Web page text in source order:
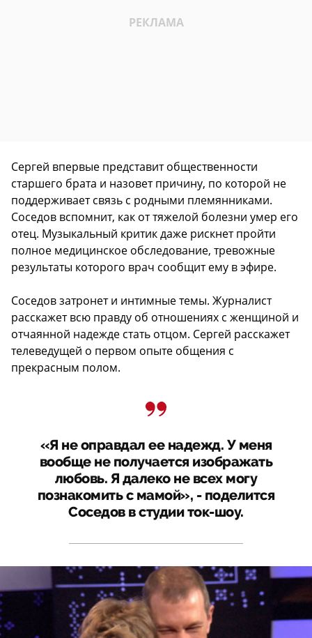
Сергей впервые представит общественности
старшего брата и назовет причину, по которой не
поддерживает связь с родными племянниками.
Соседов вспомнит, как от тяжелой болезни умер его
отец. Музыкальный критик даже рискнет пройти
полное медицинское обследование, тревожные
результаты которого врач сообщит ему в эфире.
Соседов затронет и интимные темы. Журналист
расскажет всю правду об отношениях с женщиной и
отчаянной надежде стать отцом. Сергей расскажет
телеведущей о первом опыте общения с
прекрасным полом.
«Я не оправдал ее надежд. У меня
вообще не получается изображать
любовь. Я далеко не всех могу
познакомить с мамой», - поделится
Соседов в студии ток-шоу.